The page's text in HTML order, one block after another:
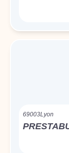
69003Lyon